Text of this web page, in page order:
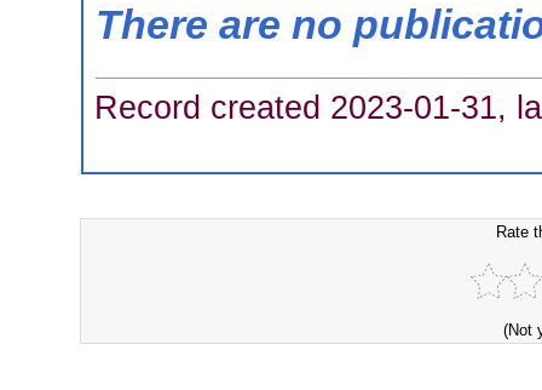
There are no
Record created 2023-01-31,
Rate
(Not